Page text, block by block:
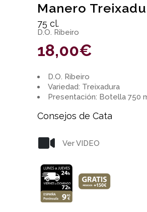
Manero
75 cl.
D.O. Ribeiro
18,00€
D.O. Ribeiro
Variedad: Treixadura
Presentación: Botella 750
Consejos de Cata
Ver VIDEO